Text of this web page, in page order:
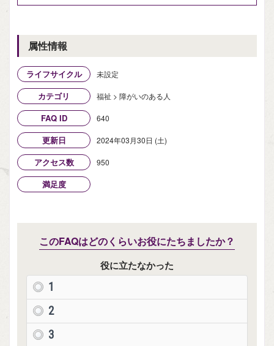
属性情報
ライフサイクル 未設定
カテゴリ 福祉 > 障がいのある人
FAQ ID 640
更新日 2024年03月30日 (土)
アクセス数 950
満足度
このFAQはどのくらいお役にたちましたか？
役に立たなかった
1
2
3